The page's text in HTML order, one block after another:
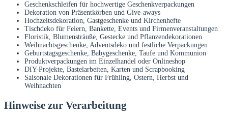
Geschenkschleifen für hochwertige Geschenkverpackungen
Dekoration von Präsentkörben und Give-aways
Hochzeitsdekoration, Gastgeschenke und Kirchenhefte
Tischdeko für Feiern, Bankette, Events und Firmenveranstaltungen
Floristik, Blumensträuße, Gestecke und Pflanzendekorationen
Weihnachtsgeschenke, Adventsdeko und festliche Verpackungen
Geburtstagsgeschenke, Babygeschenke, Taufe und Kommunion
Produktverpackungen im Einzelhandel oder Onlineshop
DIY-Projekte, Bastelarbeiten, Karten und Scrapbooking
Saisonale Dekorationen für Frühling, Ostern, Herbst und
Weihnachten
Hinweise zur Verarbeitung